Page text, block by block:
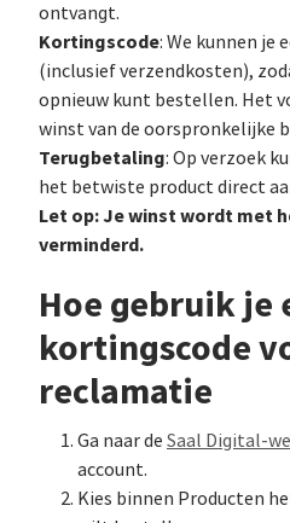
ontvangt.
Kortingscode: We kunnen je
(inclusief verzendkosten),
opnieuw kunt bestellen. Het
winst van de oorspronkelijke
Terugbetaling: Op verzoek
het betwiste product direct
Let op: Je winst wordt met
verminderd.
Hoe gebruik je
kortingscode
reclamatie
Ga naar de Saal Digital-
account.
Kies binnen Pro­duc­ten